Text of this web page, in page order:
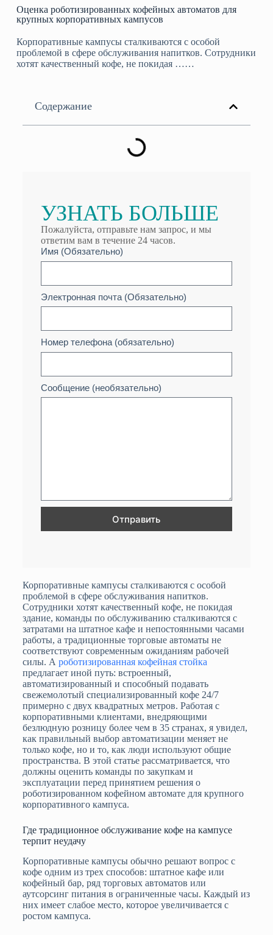
Оценка роботизированных кофейных автоматов для
крупных корпоративных кампусов
Корпоративные кампусы сталкиваются с особой
проблемой в сфере обслуживания напитков. Сотрудники
хотят качественный кофе, не покидая ……
Содержание
УЗНАТЬ БОЛЬШЕ
Пожалуйста, отправьте нам запрос, и мы
ответим вам в течение 24 часов.
Имя (Обязательно)
Электронная почта (Обязательно)
Номер телефона (обязательно)
Сообщение (необязательно)
Отправить
Корпоративные кампусы сталкиваются с особой
проблемой в сфере обслуживания напитков.
Сотрудники хотят качественный кофе, не покидая
здание, команды по обслуживанию сталкиваются с
затратами на штатное кафе и непостоянными часами
работы, а традиционные торговые автоматы не
соответствуют современным ожиданиям рабочей
силы. А роботизированная кофейная стойка
предлагает иной путь: встроенный,
автоматизированный и способный подавать
свежемолотый специализированный кофе 24/7
примерно с двух квадратных метров. Работая с
корпоративными клиентами, внедряющими
безлюдную розницу более чем в 35 странах, я увидел,
как правильный выбор автоматизации меняет не
только кофе, но и то, как люди используют общие
пространства. В этой статье рассматривается, что
должны оценить команды по закупкам и
эксплуатации перед принятием решения о
роботизированном кофейном автомате для крупного
корпоративного кампуса.
Где традиционное обслуживание кофе на кампусе
терпит неудачу
Корпоративные кампусы обычно решают вопрос с
кофе одним из трех способов: штатное кафе или
кофейный бар, ряд торговых автоматов или
аутсорсинг питания в ограниченные часы. Каждый из
них имеет слабое место, которое увеличивается с
ростом кампуса.